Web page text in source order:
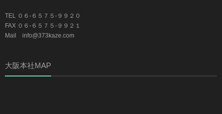
TEL ０６-６５７５-９９２０
FAX ０６-６５７５-９９２１
Mail info@373kaze.com
大阪本社MAP